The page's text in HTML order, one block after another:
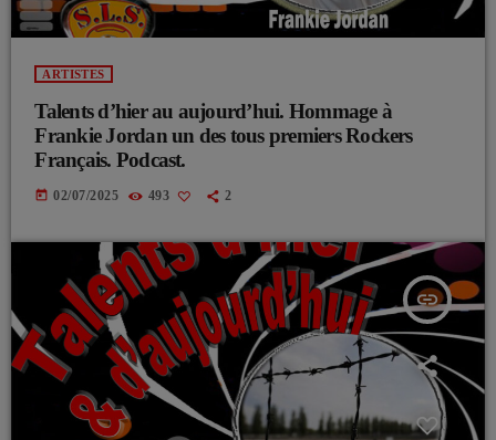
ARTISTES
Talents d’hier au aujourd’hui. Hommage à
Frankie Jordan un des tous premiers Rockers
Français. Podcast.
today 02/07/2025 493 2
insert_link